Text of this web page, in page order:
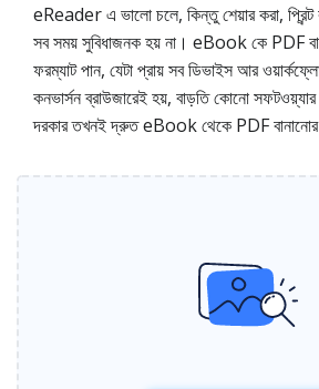
eReader এ ভালো চলে, কিন্তু শেয়ার করা, প্রিন্ট
সব সময় সুবিধাজনক হয় না। eBook কে PDF
ফরম্যাট পান, যেটা প্রায় সব ডিভাইস আর
কনভার্সন ব্রাউজারেই হয়, বাড়তি কোনো
দরকার তখনই দ্রুত eBook থেকে PDF